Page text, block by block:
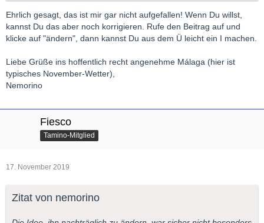
Ehrlich gesagt, das ist mir gar nicht aufgefallen! Wenn Du willst,
kannst Du das aber noch korrigieren. Rufe den Beitrag auf und
klicke auf "ändern", dann kannst Du aus dem Ü leicht ein I machen.
Liebe Grüße ins hoffentlich recht angenehme Málaga (hier ist
typisches November-Wetter),
Nemorino
Fiesco
Tamino-Mitglied
17. November 2019
Zitat von nemorino